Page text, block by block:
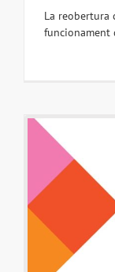
La reobertura
funcionament